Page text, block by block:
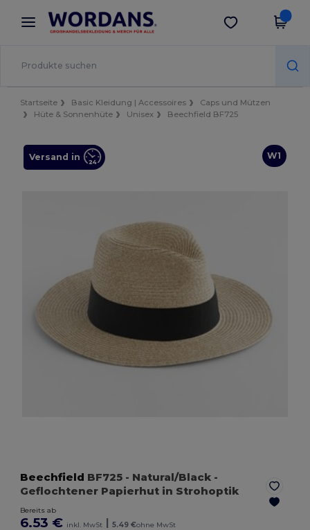
× Wordans App
Bessere Preise in der App!
App holen
Startseite Basic Kleidung | Accessoires
Caps und Mützen
Hüte & Sonnenhüte
Unisex Beechfield BF725
W1
Versand in
Beechfield BF725 - Natural/Black -
Geflochtener Papierhut in Strohoptik
Bereits ab
6.53 € inkl. MwSt | 5.49 €ohne MwSt